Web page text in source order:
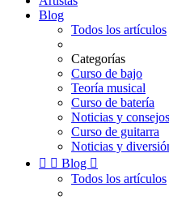
Blog
Todos los artículos
Categorías
Curso de bajo
Teoría musical
Curso de batería
Noticias y
Curso de guitarra
Noticias y
  Blog 
Todos los artículos